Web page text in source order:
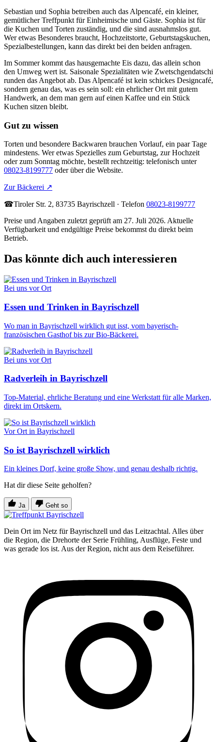
Sebastian und Sophia betreiben auch das Alpencafé, ein kleiner,
gemütlicher Treffpunkt für Einheimische und Gäste. Sophia ist für
die Kuchen und Torten zuständig, und die sind ausnahmslos gut.
Wer etwas Besonderes braucht, Hochzeitstorte, Geburtstagskuchen,
Spezialbestellungen, kann das direkt bei den beiden anfragen.
Im Sommer kommt das hausgemachte Eis dazu, das allein schon
den Umweg wert ist. Saisonale Spezialitäten wie Zwetschgendatschi
runden das Angebot ab. Das Alpencafé ist kein schickes Designcafé,
sondern genau das, was es sein soll: ein ehrlicher Ort mit gutem
Handwerk, an dem man gern auf einen Kaffee und ein Stück
Kuchen sitzen bleibt.
Gut zu wissen
Torten und besondere Backwaren brauchen Vorlauf, ein paar Tage
mindestens. Wer etwas Spezielles zum Geburtstag, zur Hochzeit
oder zum Sonntag möchte, bestellt rechtzeitig: telefonisch unter
08023-8199777 oder über die Website.
Zur Bäckerei ↗
☎Tiroler Str. 2, 83735 Bayrischzell · Telefon 08023-8199777
Preise und Angaben zuletzt geprüft am 27. Juli 2026. Aktuelle
Verfügbarkeit und endgültige Preise bekommst du direkt beim
Betrieb.
Das könnte dich auch interessieren
Bei uns vor Ort
Essen und Trinken in Bayrischzell
Wo man in Bayrischzell wirklich gut isst, vom bayerisch-
französischen Gasthof bis zur Bio-Bäckerei.
Bei uns vor Ort
Radverleih in Bayrischzell
Top-Material, ehrliche Beratung und eine Werkstatt für alle Marken,
direkt im Ortskern.
Vor Ort in Bayrischzell
So ist Bayrischzell wirklich
Ein kleines Dorf, keine große Show, und genau deshalb richtig.
Hat dir diese Seite geholfen?
Ja Geht so
Dein Ort im Netz für Bayrischzell und das Leitzachtal. Alles über
die Region, die Drehorte der Serie Frühling, Ausflüge, Feste und
was gerade los ist. Aus der Region, nicht aus dem Reiseführer.